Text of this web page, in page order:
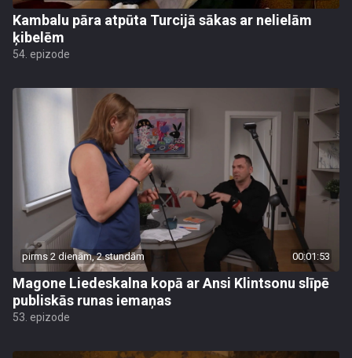
Kambalu pāra atpūta Turcijā sākas ar nelielām
ķibelēm
54. epizode
pirms 2 dienām, 2 stundām 00:01:53
Magone Liedeskalna kopā ar Ansi Klintsonu slīpē
publiskās runas iemaņas
53. epizode